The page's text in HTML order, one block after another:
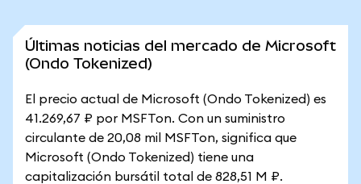
Últimas noticias del mercado de Microsoft
(Ondo Tokenized)
El precio actual de Microsoft (Ondo Tokenized) es
41.269,67 ₽ por MSFTon. Con un suministro
circulante de 20,08 mil MSFTon, significa que
Microsoft (Ondo Tokenized) tiene una
capitalización bursátil total de 828,51 M ₽.